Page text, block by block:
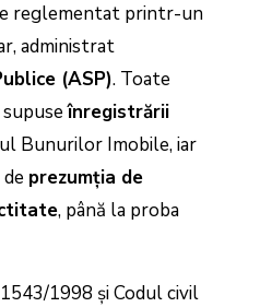
reglementat printr-un
administrat
(ASP). Toate
înregistrării
Bunurilor Imobile, iar
prezumția de
, până la proba
1998 și Codul civil